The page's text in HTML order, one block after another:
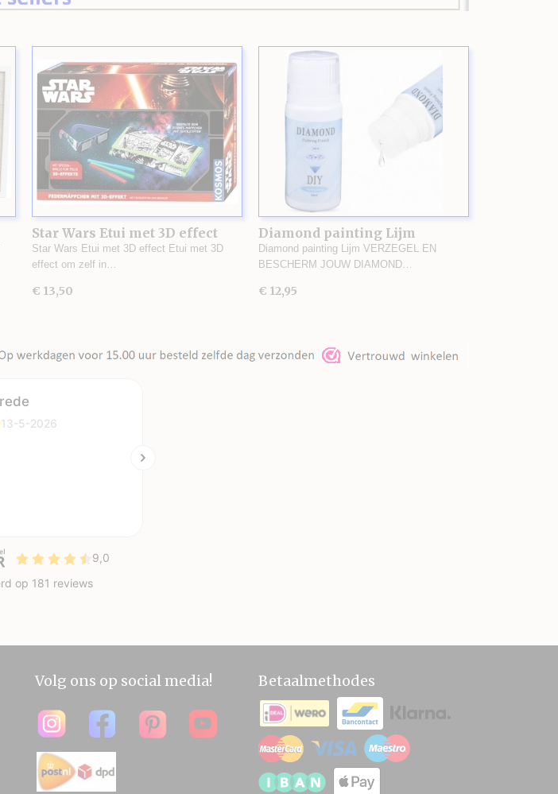
Star Wars Etui met 3D effect
Star Wars Etui met 3D effect Etui met 3D
effect om zelf in…
€ 13,50
Diamond painting Lijm
Diamond painting Lijm VERZEGEL EN
BESCHERM JOUW DIAMOND…
€ 12,95
Volg ons op social media! Betaalmethodes